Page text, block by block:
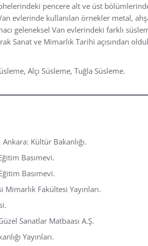
pencere alt ve üst
evlerinde kullanılan örnekler metal,
geleneksel Van evlerindeki farklı
Sanat ve Mimarlık Tarihi açısından
Alçı Süsleme, Tuğla Süsleme.
Kültür Bakanlığı.
Basımevi.
Basımevi.
Fakültesi Yayınları.
Sanatlar Matbaası A.Ş.
Yayınları.